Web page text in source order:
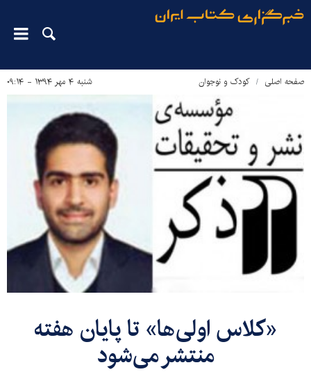
صفحه اصلی کودک و نوجوان شنبه ۴ مهر ۱۳۹۴ - ۰۹:۱۴
«کلاس اولی‌ها» تا پایان هفته
منتشر می‌شود